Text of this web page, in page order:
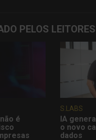
PELOS LEITORES
é
S.LABS
IA
o novo
dados